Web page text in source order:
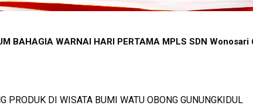
BAHAGIA WARNAI HARI PERTAMA MPLS SDN Wonosari
PRODUK DI WISATA BUMI WATU OBONG GUNUNGKIDUL